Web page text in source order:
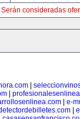
Serán consideradas
|
| e-